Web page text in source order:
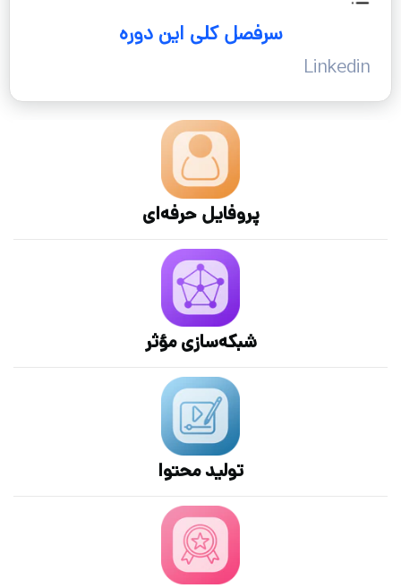
سرفصل کلی این دوره
Linkedin
پروفایل حرفه‌ای
شبکه‌سازی مؤثر
تولید محتوا